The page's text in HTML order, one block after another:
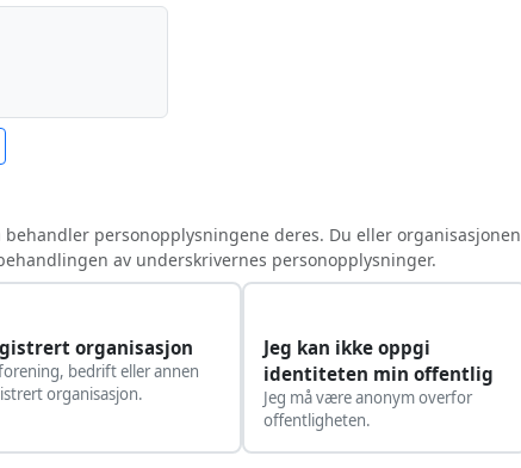
personopplysningene deres. Du eller organisasjonen
av underskrivernes personopplysninger.
organisasjon
bedrift eller annen
organisasjon.
Jeg kan ikke oppgi
identiteten min offentlig
Jeg må være anonym overfor
offentligheten.